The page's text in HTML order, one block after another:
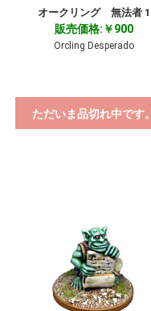
オークリング 無法者 1
販売価格:￥900
Orcling Desperado
ただいま品切れ中です。